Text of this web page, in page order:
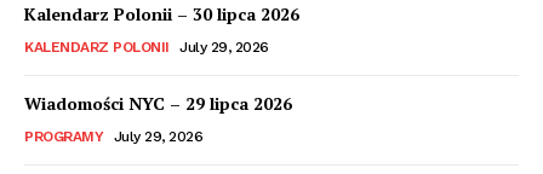
Kalendarz Polonii – 30 lipca 2026
KALENDARZ POLONII July 29, 2026
Wiadomości NYC – 29 lipca 2026
PROGRAMY July 29, 2026